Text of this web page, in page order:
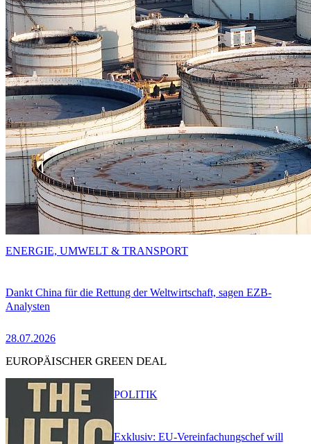
Dankt China für die Rettung der Weltwirtschaft, sagen EZB-
Analysten
28.07.2026
ENERGIE, UMWELT & TRANSPORT
EUROPÄISCHER GREEN DEAL
Exklusiv: EU-Vereinfachungschef will
POLITIK